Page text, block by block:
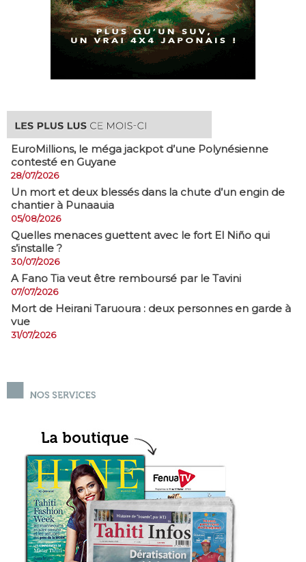
EuroMillions, ​le méga jackpot d’une Polynésienne
contesté en Guyane
28/07/2026
​Un mort et deux blessés dans la chute d’un engin de
chantier à Punaauia
05/08/2026
Quelles menaces guettent avec le fort El Niño qui
s’installe ?
30/07/2026
A Fano Tia veut être remboursé par le Tavini
07/07/2026
Mort de Heirani Taruoura : deux personnes en garde à
vue
31/07/2026